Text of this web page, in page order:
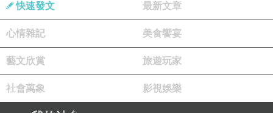
快速發文 最新文章
心情雜記 美食饗宴
藝文欣賞 旅遊玩家
社會萬象 影視娛樂